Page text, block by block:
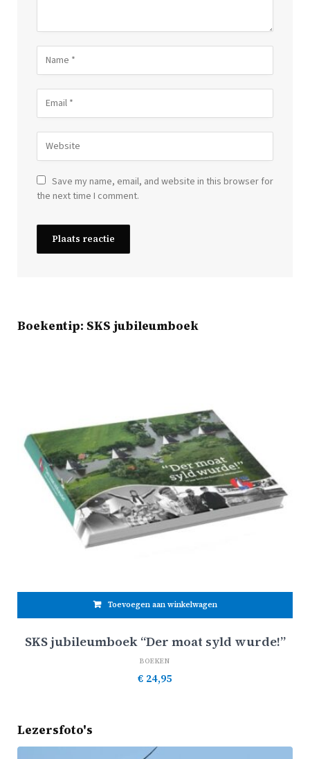
Save my name, email, and website in this browser for
the next time I comment.
Boekentip: SKS jubileumboek
Toevoegen aan winkelwagen
SKS jubileumboek “Der moat syld wurde!”
BOEKEN
€ 24,95
Lezersfoto's